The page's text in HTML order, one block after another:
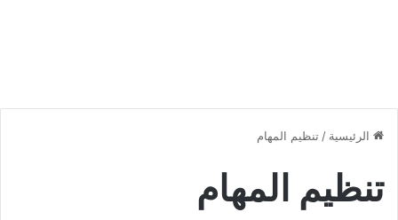
الرئيسية / تنظيم المهام
تنظيم المهام